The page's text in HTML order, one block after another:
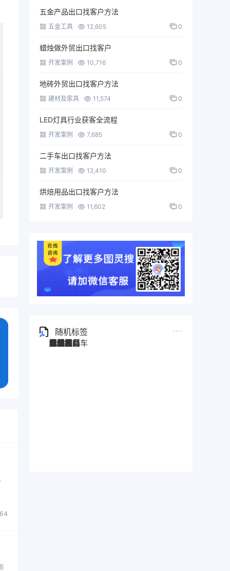
五金产品出口找客户方法
五金工具 12,605 0
蜡烛做外贸出口找客户
开发案例 10,716 0
地砖外贸出口找客户方法
建材及家具 11,574 0
LED灯具行业获客全流程
开发案例 7,685 0
二手车出口找客户方法
开发案例 12,410 0
烘焙用品出口找客户方法
开发案例 11,602 0
随机标签
图灵搜
电子秤
劳保手套
压缩机
宠物用品
纸袋
塑料袋
箱包
圣诞树
电子烟
集装箱
沙发
户外用品
美容用品
红酒
电动自行车
服装
母婴用品
石材
壁纸
建筑材料